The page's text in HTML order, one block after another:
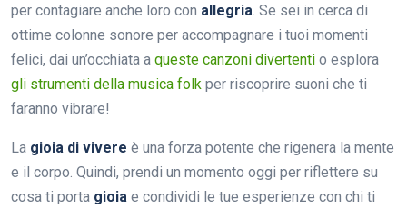
per contagiare anche loro con allegria. Se sei in cerca di
ottime colonne sonore per accompagnare i tuoi momenti
felici, dai un’occhiata a queste canzoni divertenti o esplora
gli strumenti della musica folk per riscoprire suoni che ti
faranno vibrare!
La gioia di vivere è una forza potente che rigenera la mente
e il corpo. Quindi, prendi un momento oggi per riflettere su
cosa ti porta gioia e condividi le tue esperienze con chi ti